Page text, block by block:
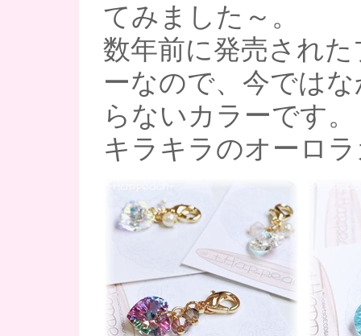
てみました～。
数年前に発売され
ーなので、今では
らないカラーです。
キラキラのオーロ